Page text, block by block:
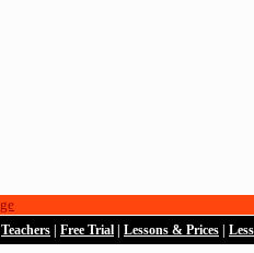
Teachers Free Trial Lessons & Prices